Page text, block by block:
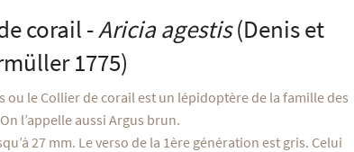
corail -Aricia agestis(Denis et
1775)
ou le Collier de corail est un lépidoptère de la famille des
l’appelle aussi Argus brun.
27 mm. Le verso de la 1ère génération est gris. Celui